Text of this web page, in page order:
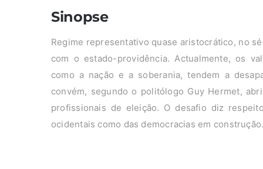
Sinopse
Regime representativo quase aristocrático, no
com o estado-providência. Actualmente, os
como a nação e a soberania, tendem a
convém, segundo o politólogo Guy Hermet,
profissionais de eleição. O desafio diz
ocidentais como das democracias em construção.